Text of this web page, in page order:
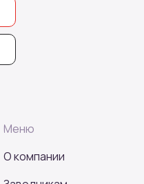
О компании
Меню